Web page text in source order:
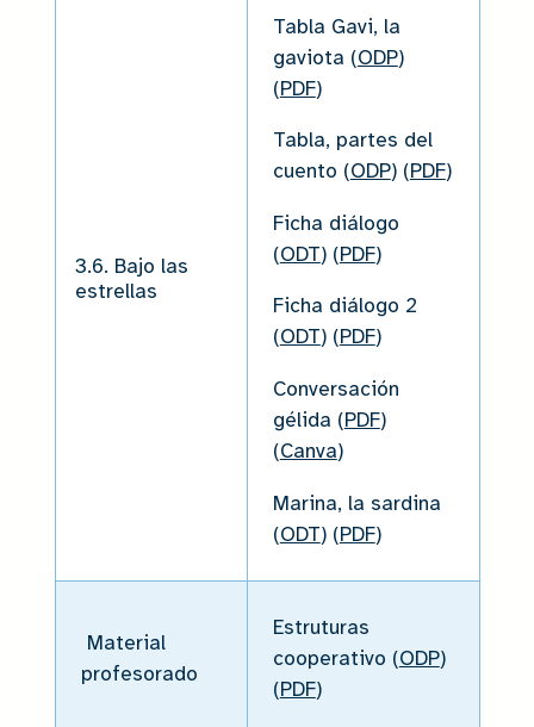
3.6. Bajo las
estrellas
Tabla Gavi, la
gaviota (ODP)
(PDF)
Tabla, partes del
cuento (ODP) (PDF)
Ficha diálogo
(ODT) (PDF)
Ficha diálogo 2
(ODT) ( PDF)
Conversación
gélida (PDF)
(Canva)
Marina, la sardina
(ODT) (PDF)
Material
profesorado
Estruturas
cooperativo (ODP)
(PDF)